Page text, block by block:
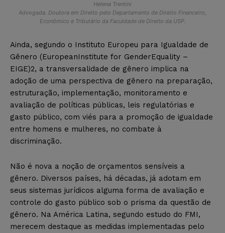
Helena Trentini
Advogada. Doutora em Direito pelo Departamento de Direito Financeiro,
Econômico e Tributário da Faculdade de Direito da USP.
Ainda, segundo o Instituto Europeu para Igualdade de
Gênero (EuropeanInstitute for GenderEquality –
EIGE)2, a transversalidade de gênero implica na
adoção de uma perspectiva de gênero na preparação,
estruturação, implementação, monitoramento e
avaliação de políticas públicas, leis regulatórias e
gasto público, com viés para a promoção de igualdade
entre homens e mulheres, no combate à
discriminação.
Não é nova a noção de orçamentos sensíveis a
gênero. Diversos países, há décadas, já adotam em
seus sistemas jurídicos alguma forma de avaliação e
controle do gasto público sob o prisma da questão de
gênero. Na América Latina, segundo estudo do FMI,
merecem destaque as medidas implementadas pelo